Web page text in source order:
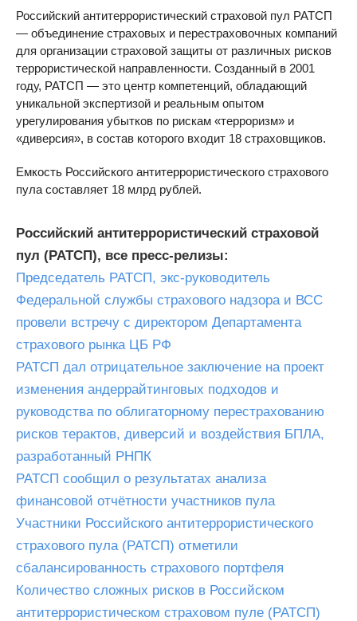
Российский антитеррористический страховой пул РАТСП
— объединение страховых и перестраховочных компаний
для организации страховой защиты от различных рисков
террористической направленности. Созданный в 2001
году, РАТСП — это центр компетенций, обладающий
уникальной экспертизой и реальным опытом
урегулирования убытков по рискам «терроризм» и
«диверсия», в состав которого входит 18 страховщиков.
Емкость Российского антитеррористического страхового
пула составляет 18 млрд рублей.
Российский антитеррористический страховой
пул (РАТСП), все пресс-релизы:
Председатель РАТСП, экс-руководитель
Федеральной службы страхового надзора и ВСС
провели встречу с директором Департамента
страхового рынка ЦБ РФ
РАТСП дал отрицательное заключение на проект
изменения андеррайтинговых подходов и
руководства по облигаторному перестрахованию
рисков терактов, диверсий и воздействия БПЛА,
разработанный РНПК
РАТСП сообщил о результатах анализа
финансовой отчётности участников пула
Участники Российского антитеррористического
страхового пула (РАТСП) отметили
сбалансированность страхового портфеля
Количество сложных рисков в Российском
антитеррористическом страховом пуле (РАТСП)